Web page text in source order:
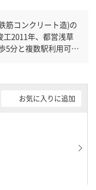
筋コンクリート造)の
5分と複数駅利用可能
可能になりますので
お気に入りに追加